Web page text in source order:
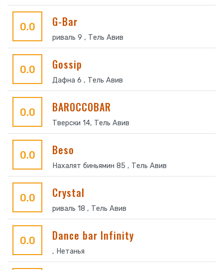
0.0 G-Bar
риваль 9 , Тель Авив
0.0 Gossip
Дафна 6 , Тель Авив
0.0 BAROCCOBAR
Тверски 14, Тель Авив
0.0 Beso
Нахалят биньямин 85 , Тель Авив
0.0 Crystal
риваль 18 , Тель Авив
0.0 Dance bar Infinity
, Нетанья